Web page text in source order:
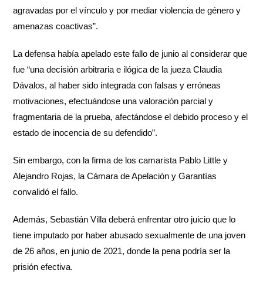
agravadas por el vínculo y por mediar violencia de género y
amenazas coactivas”.
La defensa había apelado este fallo de junio al considerar que
fue “una decisión arbitraria e ilógica de la jueza Claudia
Dávalos, al haber sido integrada con falsas y erróneas
motivaciones, efectuándose una valoración parcial y
fragmentaria de la prueba, afectándose el debido proceso y el
estado de inocencia de su defendido”.
Sin embargo, con la firma de los camarista Pablo Little y
Alejandro Rojas, la Cámara de Apelación y Garantías
convalidó el fallo.
Además, Sebastián Villa deberá enfrentar otro juicio que lo
tiene imputado por haber abusado sexualmente de una joven
de 26 años, en junio de 2021, donde la pena podría ser la
prisión efectiva.